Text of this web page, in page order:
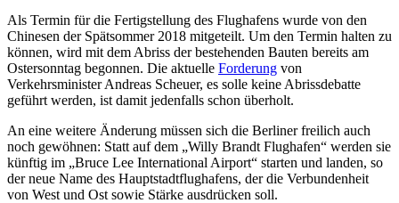
Als Termin für die Fertigstellung des Flughafens wurde von den
Chinesen der Spätsommer 2018 mitgeteilt. Um den Termin halten zu
können, wird mit dem Abriss der bestehenden Bauten bereits am
Ostersonntag begonnen. Die aktuelle Forderung von
Verkehrsminister Andreas Scheuer, es solle keine Abrissdebatte
geführt werden, ist damit jedenfalls schon überholt.
An eine weitere Änderung müssen sich die Berliner freilich auch
noch gewöhnen: Statt auf dem „Willy Brandt Flughafen“ werden sie
künftig im „Bruce Lee International Airport“ starten und landen, so
der neue Name des Hauptstadtflughafens, der die Verbundenheit
von West und Ost sowie Stärke ausdrücken soll.